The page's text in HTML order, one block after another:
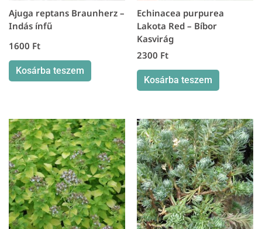
Ajuga reptans Braunherz –
Indás ínfű
1600 Ft
Kosárba teszem
Echinacea purpurea
Lakota Red – Bíbor
Kasvirág
2300 Ft
Kosárba teszem